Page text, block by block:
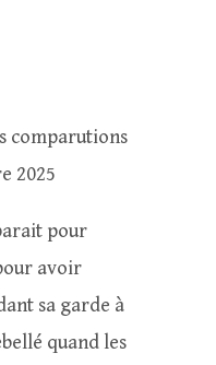
comparutions
2025
pour
avoir
sa garde à
quand les